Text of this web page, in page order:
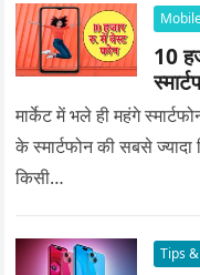
10
मार्केट में भले ही महंगे
के स्मार्टफोन की सबसे ज्यादा
किसी…
Tips